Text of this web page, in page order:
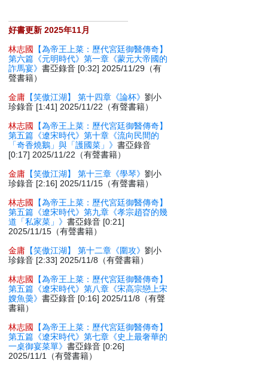
好書更新 2025年11月
林志國
【為帝王上菜：歷代宮廷御醫傳奇】
第六篇《元明時代》第一章《蒙元大帝國的
詐馬宴》書亞錄音 [0:32] 2025/11/29（有
聲書籍）
金庸 【笑傲江湖】 第十四章《論杯》劉小
珍錄音 [1:41] 2025/11/22（有聲書籍）
林志國
【為帝王上菜：歷代宮廷御醫傳奇】
第五篇《遼宋時代》第十章《流向民間的
「奇香燒鵝」與「護國菜」》書亞錄音
[0:17] 2025/11/22（有聲書籍）
金庸 【笑傲江湖】 第十三章《學琴》劉小
珍錄音 [2:16] 2025/11/15（有聲書籍）
林志國
【為帝王上菜：歷代宮廷御醫傳奇】
第五篇《遼宋時代》第九章《孝宗趙昚的幾
道「私家菜」》書亞錄音 [0:21]
2025/11/15（有聲書籍）
金庸 【笑傲江湖】 第十二章《圍攻》劉小
珍錄音 [2:33] 2025/11/8（有聲書籍）
林志國
【為帝王上菜：歷代宮廷御醫傳奇】
第五篇《遼宋時代》第八章《宋高宗戀上宋
嫂魚羮》書亞錄音 [0:16] 2025/11/8（有聲
書籍）
林志國
【為帝王上菜：歷代宮廷御醫傳奇】
第五篇《遼宋時代》第七章《史上最奢華的
一桌御宴菜單》書亞錄音 [0:26]
2025/11/1（有聲書籍）